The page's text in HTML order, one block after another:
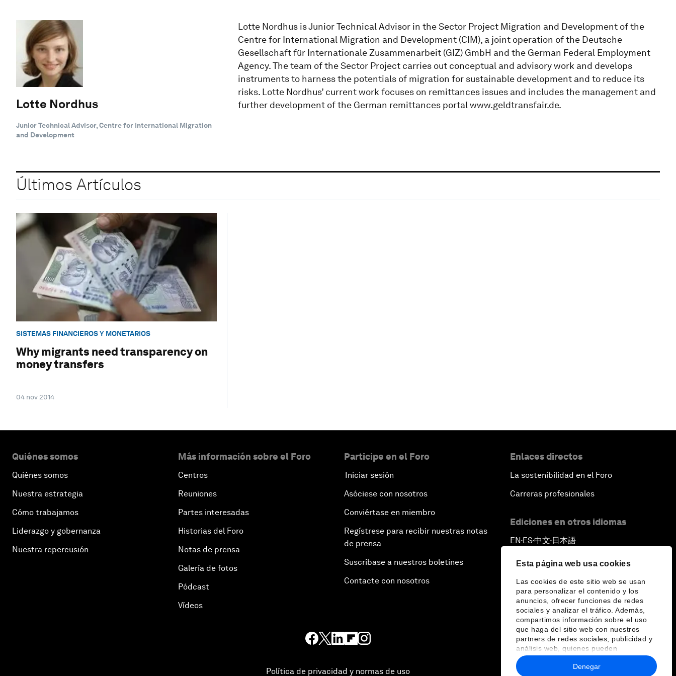
Esta página web usa cookies
Las cookies de este sitio web se usan
para personalizar el contenido y los
anuncios, ofrecer funciones de redes
sociales y analizar el tráfico. Además,
compartimos información sobre el uso
que haga del sitio web con nuestros
partners de redes sociales, publicidad y
análisis web, quienes pueden
combinarla con otra información que les
haya proporcionado o que hayan
Denegar
Lotte Nordhus
Junior Technical Advisor, Centre for International Migration
and Development
Lotte Nordhus is Junior Technical Advisor in the Sector Project Migration and Development of the
Centre for International Migration and Development (CIM), a joint operation of the Deutsche
Gesellschaft für Internationale Zusammenarbeit (GIZ) GmbH and the German Federal Employment
Agency. The team of the Sector Project carries out conceptual and advisory work and develops
instruments to harness the potentials of migration for sustainable development and to reduce its
risks. Lotte Nordhus’ current work focuses on remittances issues and includes the management and
further development of the German remittances portal www.geldtransfair.de.
Últimos Artículos
SISTEMAS FINANCIEROS Y MONETARIOS
Why migrants need transparency on
money transfers
04 nov 2014
Quiénes somos
Quiénes somos
Nuestra estrategia
Cómo trabajamos
Liderazgo y gobernanza
Nuestra repercusión
Más información sobre el Foro
Centros
Reuniones
Partes interesadas
Historias del Foro
Notas de prensa
Galería de fotos
Pódcast
Vídeos
Participe en el Foro
Iniciar sesión
Asóciese con nosotros
Conviértase en miembro
Regístrese para recibir nuestras notas
de prensa
Suscríbase a nuestros boletines
Contacte con nosotros
Enlaces directos
La sostenibilidad en el Foro
Carreras profesionales
Ediciones en otros idiomas
EN ▪ ES▪中文▪ 日本語
Política de privacidad y normas de uso